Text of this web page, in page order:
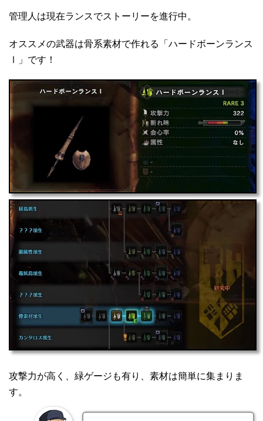
管理人は現在ランスでストーリーを進行中。
オススメの武器は骨系素材で作れる「ハードボーンランス
Ⅰ」です！
攻撃力が高く、緑ゲージも有り、素材は簡単に集まりま
す。